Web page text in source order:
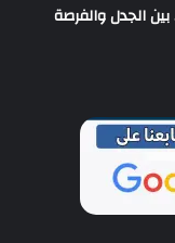
بين الجدل والفرصة